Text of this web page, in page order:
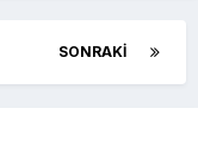
SONRAKI